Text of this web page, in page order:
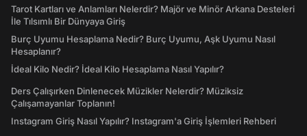
Tarot Kartları ve Anlamları Nelerdir? Majör ve Minör Arkana Desteleri
İle Tılsımlı Bir Dünyaya Giriş
Burç Uyumu Hesaplama Nedir? Burç Uyumu, Aşk Uyumu Nasıl
Hesaplanır?
İdeal Kilo Nedir? İdeal Kilo Hesaplama Nasıl Yapılır?
Ders Çalışırken Dinlenecek Müzikler Nelerdir? Müziksiz
Çalışamayanlar Toplanın!
Instagram Giriş Nasıl Yapılır? Instagram'a Giriş İşlemleri Rehberi